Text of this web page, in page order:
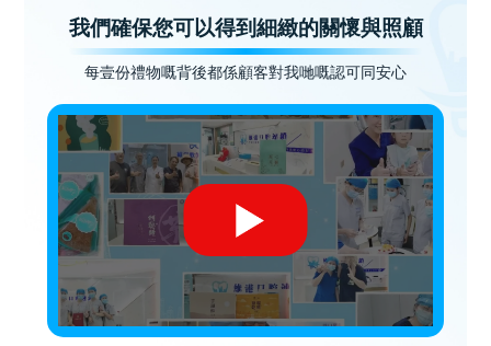
我們確保您可以得到細緻的關懷與照顧
每壹份禮物嘅背後都係顧客對我哋嘅認可同安心